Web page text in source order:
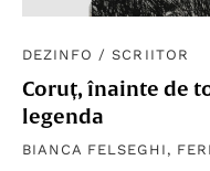
DEZINFO /SCRIITOR
Coruț, înainte de
legenda
BIANCA FELSEGHI ,